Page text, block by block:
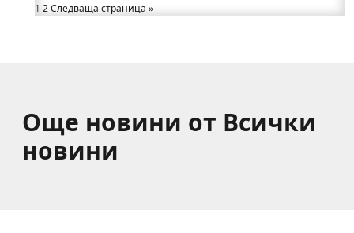
Какво накара Яна и Станимир да изберат Годеч
1 2Следваща страница »
Още новини от Всички
новини